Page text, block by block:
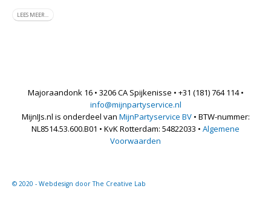
LEES MEER...
Majoraandonk 16 • 3206 CA Spijkenisse • +31 (181) 764 114 •
info@mijnpartyservice.nl
MijnIJs.nl is onderdeel van MijnPartyservice BV• BTW-nummer:
NL8514.53.600.B01 • KvK Rotterdam: 54822033 • Algemene
Voorwaarden
© 2020 - Webdesign door The Creative Lab